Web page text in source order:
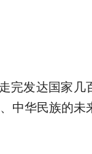
完发达国家
中华民族的